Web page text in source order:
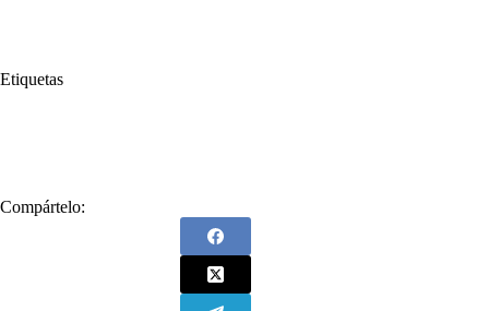
Etiquetas
Compártelo: